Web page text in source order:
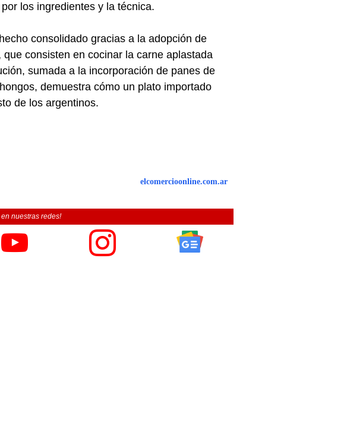
los ingredientes y la técnica.
consolidado gracias a la adopción de
consisten en cocinar la carne aplastada
sumada a la incorporación de panes de
demuestra cómo un plato importado
de los argentinos.
elcomercioonline.com.ar
nuestras redes!